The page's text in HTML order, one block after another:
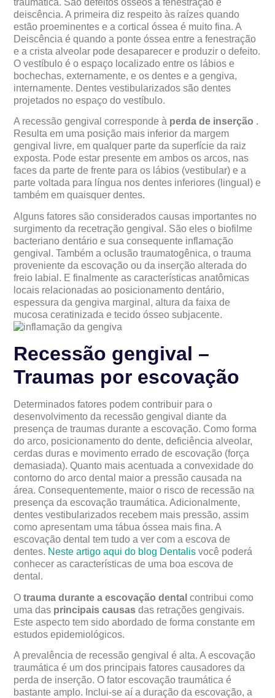
traumática. São defeitos ósseos a fenestração e
deiscência. A primeira diz respeito às raízes quando
estão proeminentes e a cortical óssea é muito fina. A
Deiscência é quando a ponte óssea entre a fenestração
e a crista alveolar pode desaparecer e produzir o defeito.
O vestíbulo é o espaço localizado entre os lábios e
bochechas, externamente, e os dentes e a gengiva,
internamente. Dentes vestibularizados são dentes
projetados no espaço do vestíbulo.
A recessão gengival corresponde à perda de inserção .
Resulta em uma posição mais inferior da margem
gengival livre, em qualquer parte da superfície da raiz
exposta. Pode estar presente em ambos os arcos, nas
faces da parte de frente para os lábios (vestibular) e a
parte voltada para língua nos dentes inferiores (lingual) e
também em quaisquer dentes.
Alguns fatores são considerados causas importantes no
surgimento da recetração gengival. São eles o biofilme
bacteriano dentário e sua consequente inflamação
gengival. Também a oclusão traumatogênica, o trauma
proveniente da escovação ou da inserção alterada do
freio labial. E finalmente as características anatômicas
locais relacionadas ao posicionamento dentário,
espessura da gengiva marginal, altura da faixa de
mucosa ceratinizada e tecido ósseo subjacente.
Recessão gengival –
Traumas por escovação
Determinados fatores podem contribuir para o
desenvolvimento da recessão gengival diante da
presença de traumas durante a escovação. Como forma
do arco, posicionamento do dente, deficiência alveolar,
cerdas duras e movimento errado de escovação (força
demasiada). Quanto mais acentuada a convexidade do
contorno do arco dental maior a pressão causada na
área. Consequentemente, maior o risco de recessão na
presença da escovação traumática. Adicionalmente,
dentes vestibularizados recebem mais pressão, assim
como apresentam uma tábua óssea mais fina. A
escovação dental tem tudo a ver com a escova de
dentes. Neste artigo aqui do blog Dentalis você poderá
conhecer as características de uma boa escova de
dental.
Otrauma durante a escovação dental contribui como
uma das principais causas das retrações gengivais.
Este aspecto tem sido abordado de forma constante em
estudos epidemiológicos.
A prevalência de recessão gengival é alta. A escovação
traumática é um dos principais fatores causadores da
perda de inserção. O fator escovação traumática é
bastante amplo. Inclui-se aí a duração da escovação, a